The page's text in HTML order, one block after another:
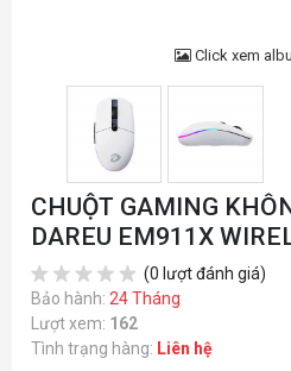
Click xem
CHUỘT GAMING
DAREU EM911X
(0 lượt đánh giá)
Bảo hành: 24 Tháng
Lượt xem: 162
Tình trạng hàng: Liên hệ